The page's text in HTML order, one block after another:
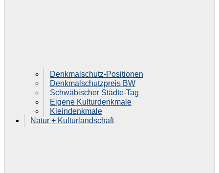
Denkmalschutz-Positionen
Denkmalschutzpreis BW
Schwäbischer Städte-Tag
Eigene Kulturdenkmale
Kleindenkmale
Natur + Kulturlandschaft